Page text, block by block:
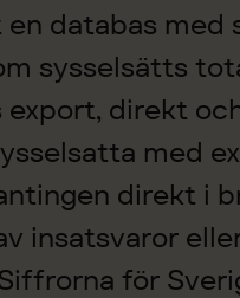
databas med
sysselsätts
direkt
med
direkt i
insatsvaror
för